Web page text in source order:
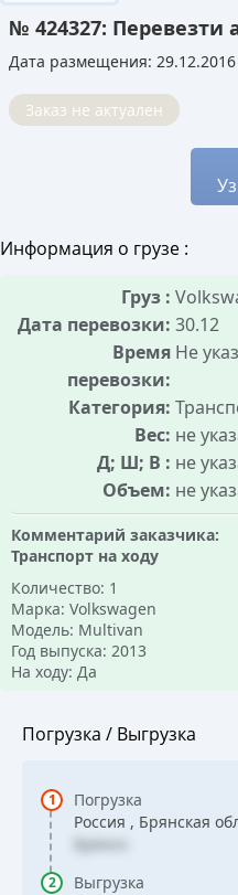
мессенджер. Вы
можете выбирать
рыночной, а риск
как все условия
Это позволяет
цену, так как его
лучшие условия, не
№ 424327: Перевезти
Дата размещения:
Заказ не актуален
Информация о грузе :
Груз :
Дата перевозки: 30.12
Время
перевозки:
Не
Категория:
Вес: не
Д; Ш; В : не
Объем: не
Комментарий заказчика:
Транспорт на ходу
Количество: 1
Марка: Volkswagen
Модель: Multivan
Год выпуска: 2013
На ходу: Да
Погрузка / Выгрузка
Погрузка
Россия , Брянская
Брянск
Выгрузка